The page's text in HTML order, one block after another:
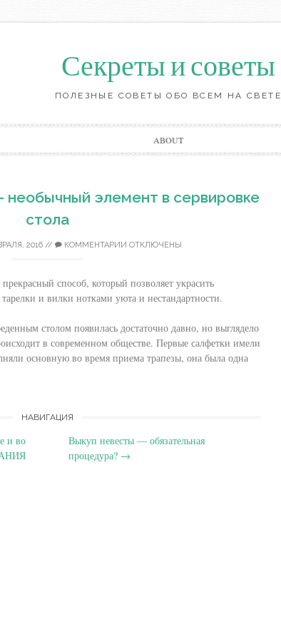
Секреты и советы
ПОЛЕЗНЫЕ СОВЕТЫ ОБО ВСЕМ НА СВЕТЕ
Перейти
к
ABOUT
необычный элемент в сервировке
стола
2016// КОММЕНТАРИИ ОТКЛЮЧЕНЫ
способ, который позволяет украсить
и вилки нотками уюта и нестандартности.
столом появилась достаточно давно, но выглядело
в современном обществе. Первые салфетки имели
основную во время приема трапезы, она была одна
НАВИГАЦИЯ
и во
Выкуп невесты — обязательная
процедура? →